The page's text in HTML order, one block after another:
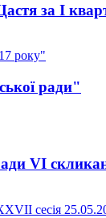
за I
року"
ради"
VI
сесія